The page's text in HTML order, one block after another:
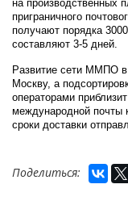
на
приграничного
получают порядка
составляют 3-5 дней.
Развитие сети ММПО в
Москву, а
операторами
международной почты
сроки доставки
Поделиться: